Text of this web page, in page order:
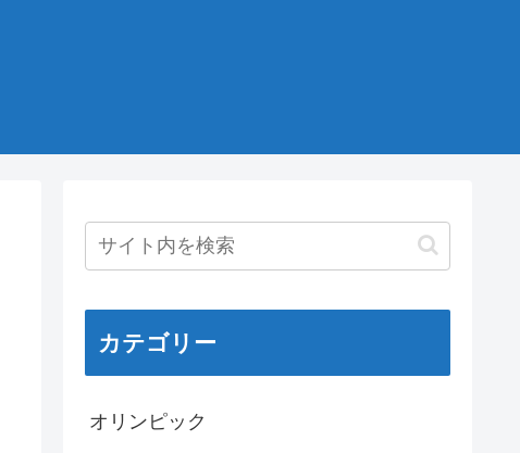
カテゴリー
オリンピック